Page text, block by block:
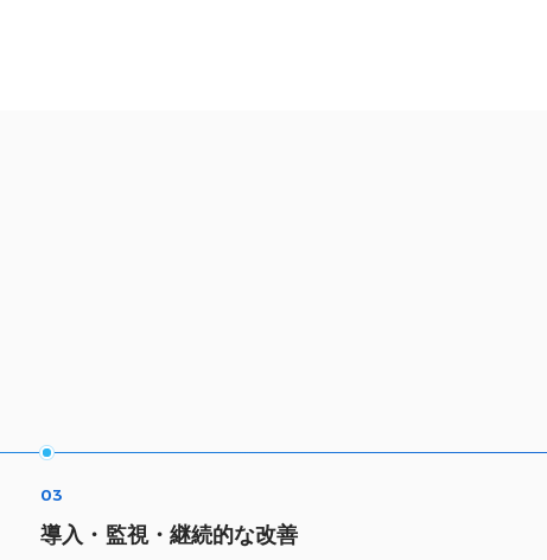
03
導入・監視・継続的な改善